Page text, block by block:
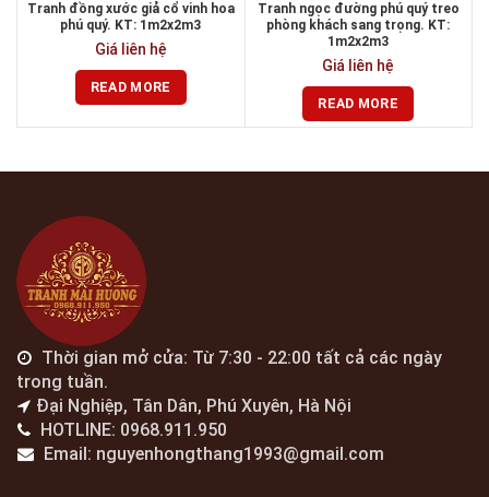
Tranh đồng xước giả cổ vinh hoa
phú quý. KT: 1m2x2m3
Giá liên hệ
READ MORE
Tranh ngọc đường phú quý treo
phòng khách sang trọng. KT:
1m2x2m3
Giá liên hệ
READ MORE
Thời gian mở cửa: Từ 7:30 - 22:00 tất cả các ngày
trong tuần.
Đại Nghiệp, Tân Dân, Phú Xuyên, Hà Nội
HOTLINE: 0968.911.950
Email: nguyenhongthang1993@gmail.com